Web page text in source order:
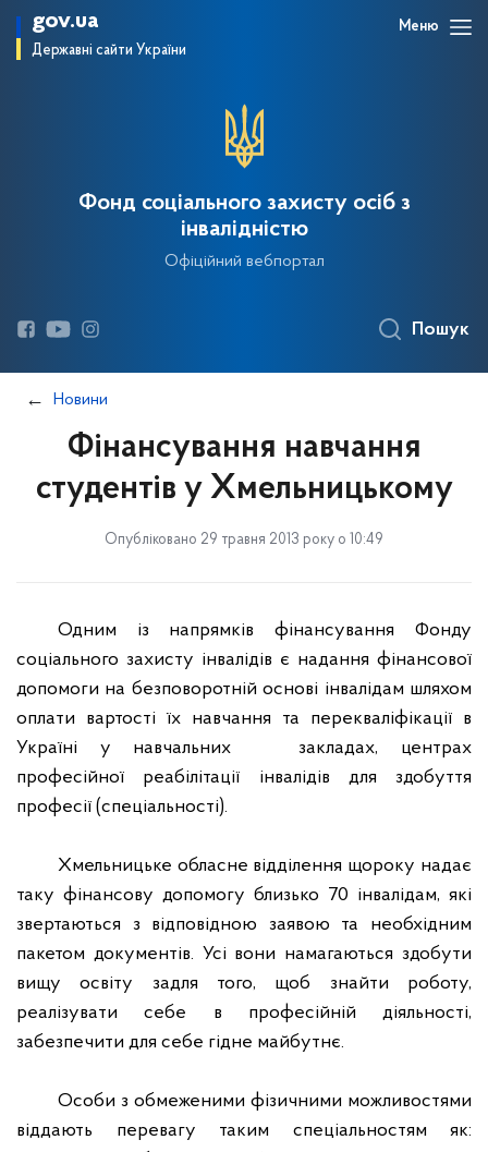
gov.ua
Державні сайти України
Меню
Фонд соціального захисту осіб з
інвалідністю
Офіційний вебпортал
Пошук
Новини
Фінансування навчання
студентів у Хмельницькому
Опубліковано 29 травня 2013 року о 10:49
Одним із напрямків фінансування Фонду
соціального захисту інвалідів є надання фінансової
допомоги на безповоротній основі інвалідам шляхом
оплати вартості їх навчання та перекваліфікації в
Україні у навчальних
закладах, центрах
професійної реабілітації інвалідів для здобуття
професії (спеціальності).
Хмельницьке обласне відділення щороку надає
таку фінансову допомогу близько 70 інвалідам, які
звертаються з відповідною заявою та необхідним
пакетом документів. Усі вони намагаються здобути
вищу освіту задля того, щоб знайти роботу,
реалізувати себе в професійній діяльності,
забезпечити для себе гідне майбутнє.
Особи з обмеженими фізичними можливостями
віддають перевагу таким спеціальностям як: